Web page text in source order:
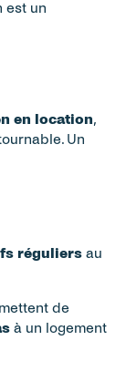
est un
en location,
Un
réguliers au
de